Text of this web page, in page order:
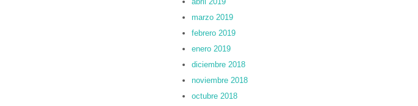
marzo 2019
febrero 2019
enero 2019
diciembre 2018
noviembre 2018
octubre 2018